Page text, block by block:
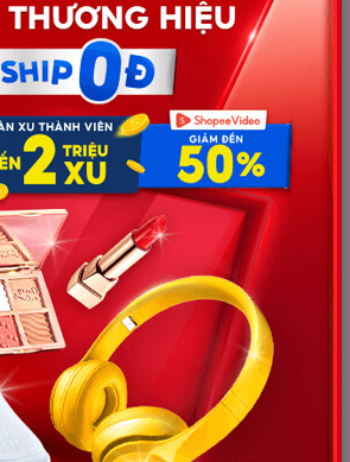
với một người
hơn hai mươi
cả gia đình khỏi
NHÂN TẠO AI VIẾT,
THỰC, CHỈ MANG TÍNH
chấp nhận kết hôn với